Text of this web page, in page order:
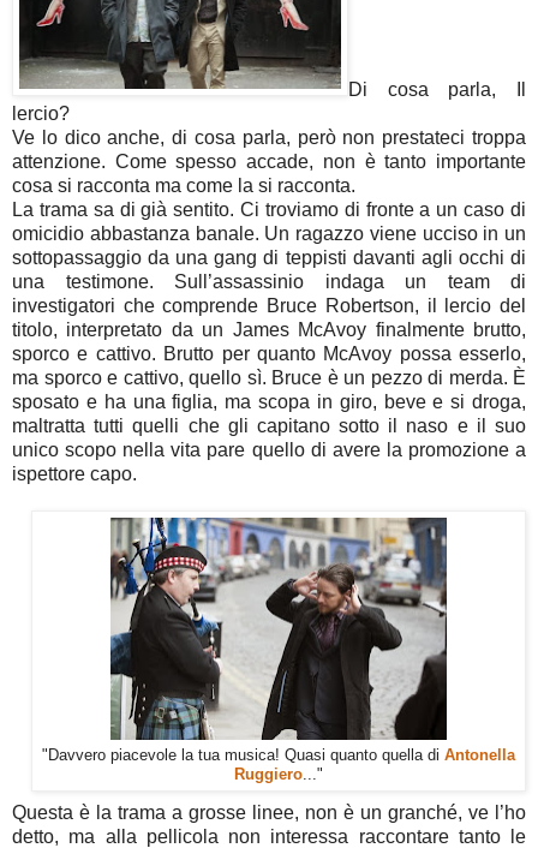
Di cosa parla, Il
lercio?
Ve lo dico anche, di cosa parla, però non prestateci troppa
attenzione. Come spesso accade, non è tanto importante
cosa si racconta ma come la si racconta.
La trama sa di già sentito. Ci troviamo di fronte a un caso di
omicidio abbastanza banale. Un ragazzo viene ucciso in un
sottopassaggio da una gang di teppisti davanti agli occhi di
una testimone. Sull’assassinio indaga un team di
investigatori che comprende Bruce Robertson, il lercio del
titolo, interpretato da un James McAvoy finalmente brutto,
sporco e cattivo. Brutto per quanto McAvoy possa esserlo,
ma sporco e cattivo, quello sì. Bruce è un pezzo di merda. È
sposato e ha una figlia, ma scopa in giro, beve e si droga,
maltratta tutti quelli che gli capitano sotto il naso e il suo
unico scopo nella vita pare quello di avere la promozione a
ispettore capo.
"Davvero piacevole la tua musica! Quasi quanto quella di Antonella
Ruggiero ..."
Questa è la trama a grosse linee, non è un granché, ve l’ho
detto, ma alla pellicola non interessa raccontare tanto le